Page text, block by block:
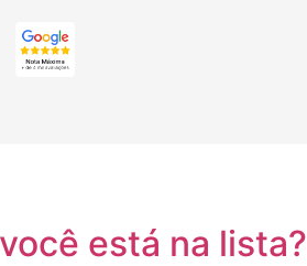
está na lista?